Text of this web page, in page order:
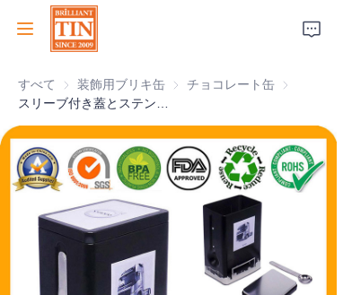
すべて 装飾用ブリキ缶 装飾用ブリキ缶
チョコレート缶 チョコレー
ホーム
会社
製品
顧客サービス
トレードショー 2026